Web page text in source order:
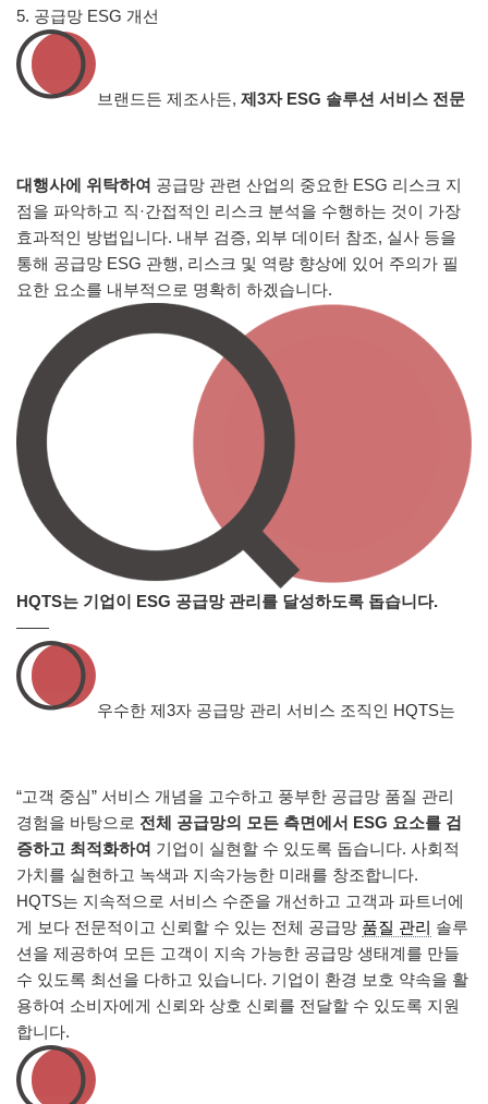
5. 공급망 ESG 개선
브랜드든 제조사든, 제3자ESG 솔루션 서비스 전문
대행사에 위탁하여 공급망 관련 산업의 중요한 ESG 리스크 지
점을 파악하고 직·간접적인 리스크 분석을 수행하는 것이 가장
효과적인 방법입니다. 내부 검증, 외부 데이터 참조, 실사 등을
통해 공급망 ESG 관행, 리스크 및 역량 향상에 있어 주의가 필
요한 요소를 내부적으로 명확히 하겠습니다.
HQTS는 기업이 ESG 공급망 관리를 달성하도록 돕습니다.
——
우수한 제3자 공급망 관리 서비스 조직인 HQTS는
“고객 중심” 서비스 개념을 고수하고 풍부한 공급망 품질 관리
경험을 바탕으로 전체 공급망의 모든 측면에서 ESG 요소를 검
증하고 최적화하여 기업이 실현할 수 있도록 돕습니다. 사회적
가치를 실현하고 녹색과 지속가능한 미래를 창조합니다.
HQTS는 지속적으로 서비스 수준을 개선하고 고객과 파트너에
게 보다 전문적이고 신뢰할 수 있는 전체 공급망 품질 관리 솔루
션을 제공하여 모든 고객이 지속 가능한 공급망 생태계를 만들
수 있도록 최선을 다하고 있습니다. 기업이 환경 보호 약속을 활
용하여 소비자에게 신뢰와 상호 신뢰를 전달할 수 있도록 지원
합니다.